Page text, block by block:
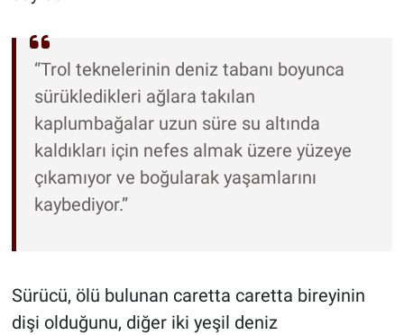
“Trol teknelerinin deniz tabanı boyunca
sürükledikleri ağlara takılan
kaplumbağalar uzun süre su altında
kaldıkları için nefes almak üzere yüzeye
çıkamıyor ve boğularak yaşamlarını
kaybediyor.”
Sürücü, ölü bulunan caretta caretta bireyinin
dişi olduğunu, diğer iki yeşil deniz